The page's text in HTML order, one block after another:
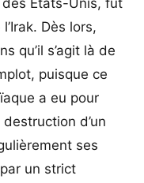
Dès lors,
qu’il s’agit là de
puisque ce
a eu pour
d’un
ses
un strict